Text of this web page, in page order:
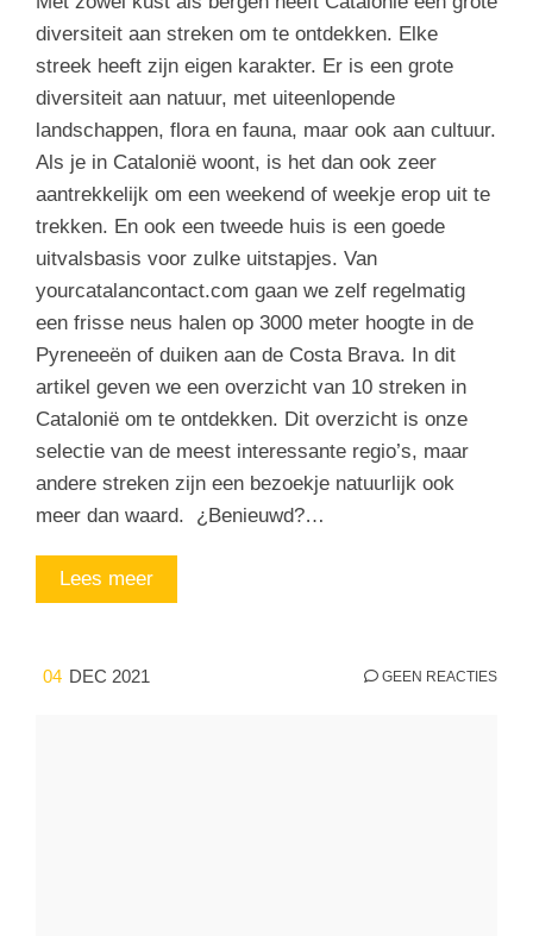
diversiteit aan streken om te ontdekken. Elke
streek heeft zijn eigen karakter. Er is een grote
diversiteit aan natuur, met uiteenlopende
landschappen, flora en fauna, maar ook aan cultuur.
Als je in Catalonië woont, is het dan ook zeer
aantrekkelijk om een weekend of weekje erop uit te
trekken. En ook een tweede huis is een goede
uitvalsbasis voor zulke uitstapjes. Van
yourcatalancontact.com gaan we zelf regelmatig
een frisse neus halen op 3000 meter hoogte in de
Pyreneeën of duiken aan de Costa Brava. In dit
artikel geven we een overzicht van 10 streken in
Catalonië om te ontdekken. Dit overzicht is onze
selectie van de meest interessante regio’s, maar
andere streken zijn een bezoekje natuurlijk ook
meer dan waard. ¿Benieuwd?…
Lees meer
04 DEC 2021 GEEN REACTIES